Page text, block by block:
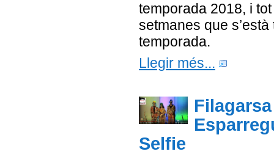
temporada 2018, i
setmanes que
temporada.
Llegir més...
Selfie